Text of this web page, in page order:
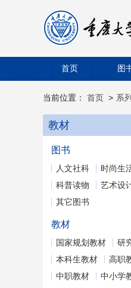
首页 图
当前位置： 首页 > 系
教材
图书
人文社科 时尚生
科普读物
艺术设
其它图书
教材
国家规划教材
研
本科生教材
高职
中职教材
中小学